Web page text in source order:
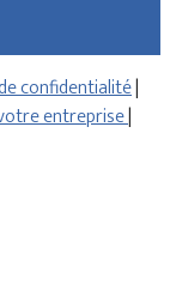
confidentialité|
entreprise|